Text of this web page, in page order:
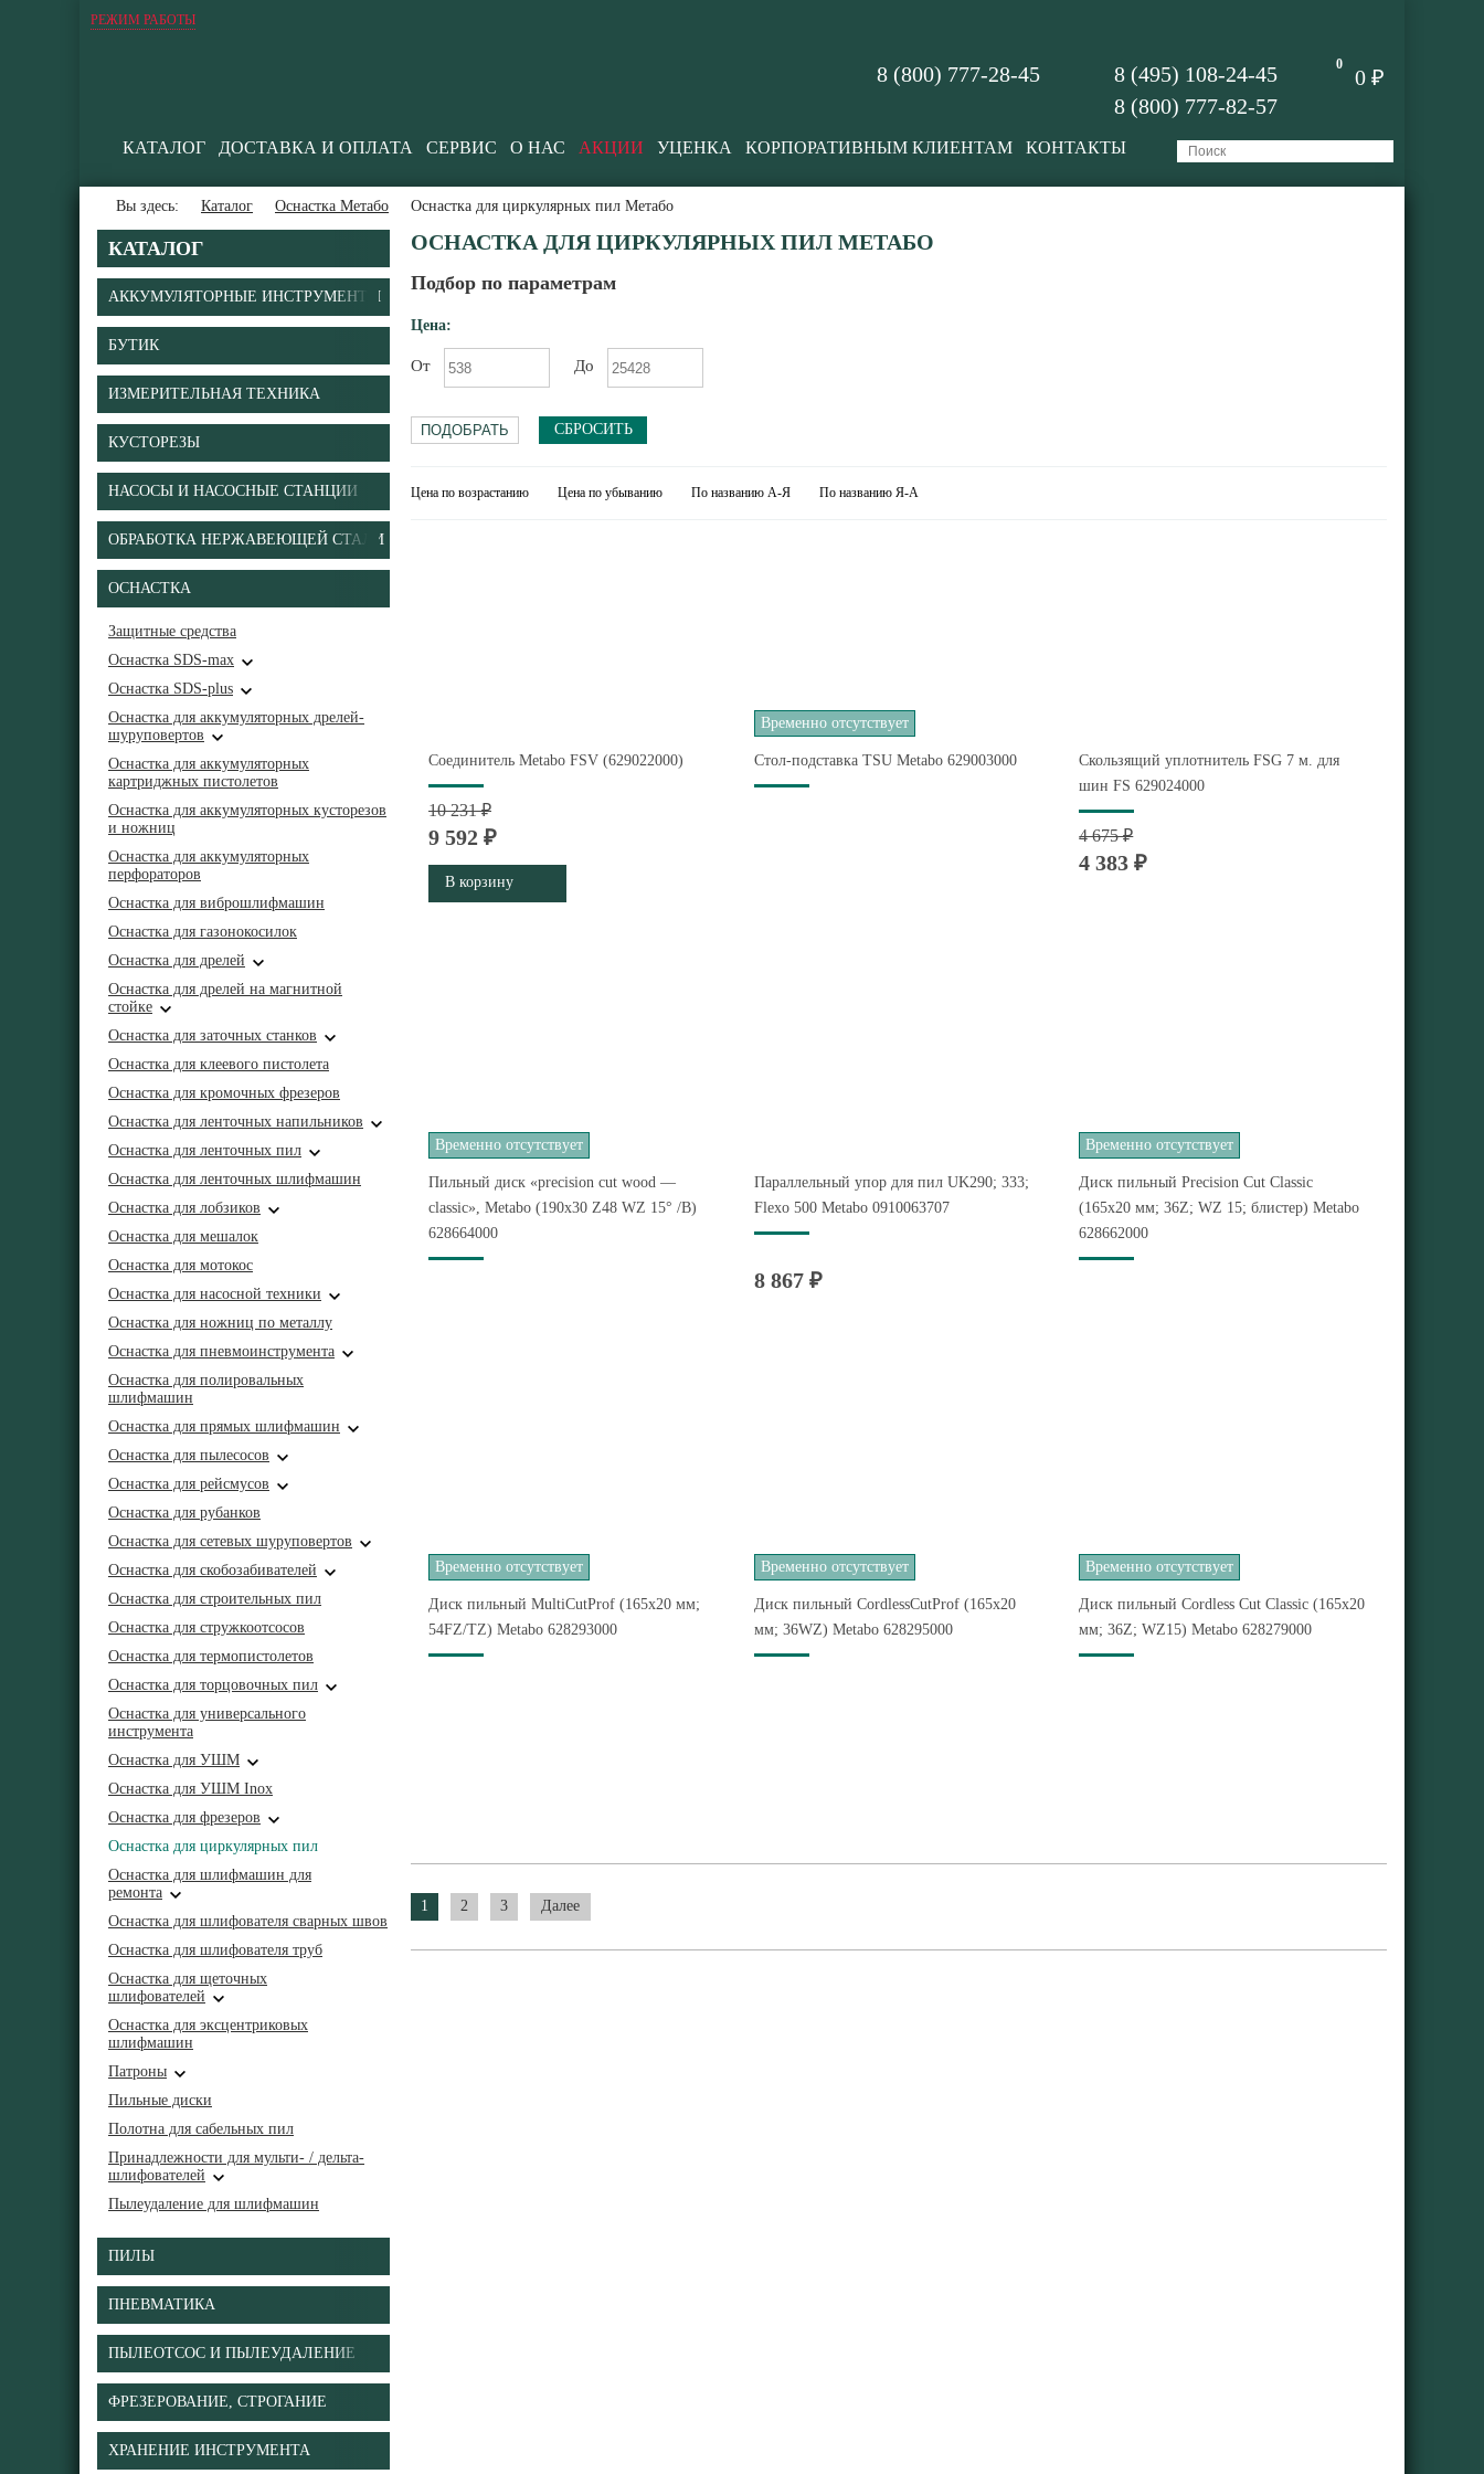
РЕЖИМ РАБОТЫ
0
0 ₽
8 (495) 108-24-45
8 (800) 777-82-57
8 (800) 777-28-45
КАТАЛОГ ДОСТАВКА И ОПЛАТА СЕРВИС О НАС АКЦИИ УЦЕНКА КОРПОРАТИВНЫМ КЛИЕНТАМ КОНТАКТЫ
Вы здесь: Каталог Оснастка Метабо Оснастка для циркулярных пил Метабо
КАТАЛОГ
АККУМУЛЯТОРНЫЕ ИНСТРУМЕНТЫ
БУТИК
ИЗМЕРИТЕЛЬНАЯ ТЕХНИКА
КУСТОРЕЗЫ
НАСОСЫ И НАСОСНЫЕ СТАНЦИИ
ОБРАБОТКА НЕРЖАВЕЮЩЕЙ СТАЛИ
ОСНАСТКА
Защитные средства
Оснастка SDS-max
Оснастка SDS-plus
Оснастка для аккумуляторных дрелей-
шуруповертов
Оснастка для аккумуляторных
картриджных пистолетов
Оснастка для аккумуляторных кусторезов
и ножниц
Оснастка для аккумуляторных
перфораторов
Оснастка для виброшлифмашин
Оснастка для газонокосилок
Оснастка для дрелей
Оснастка для дрелей на магнитной
стойке
Оснастка для заточных станков
Оснастка для клеевого пистолета
Оснастка для кромочных фрезеров
Оснастка для ленточных напильников
Оснастка для ленточных пил
Оснастка для ленточных шлифмашин
Оснастка для лобзиков
Оснастка для мешалок
Оснастка для мотокос
Оснастка для насосной техники
Оснастка для ножниц по металлу
Оснастка для пневмоинструмента
Оснастка для полировальных
шлифмашин
Оснастка для прямых шлифмашин
Оснастка для пылесосов
Оснастка для рейсмусов
Оснастка для рубанков
Оснастка для сетевых шуруповертов
Оснастка для скобозабивателей
Оснастка для строительных пил
Оснастка для стружкоотсосов
Оснастка для термопистолетов
Оснастка для торцовочных пил
Оснастка для универсального
инструмента
Оснастка для УШМ
Оснастка для УШМ Inox
Оснастка для фрезеров
Оснастка для циркулярных пил
Оснастка для шлифмашин для
ремонта
Оснастка для шлифователя сварных швов
Оснастка для шлифователя труб
Оснастка для щеточных
шлифователей
Оснастка для эксцентриковых
шлифмашин
Патроны
Пильные диски
Полотна для сабельных пил
Принадлежности для мульти- / дельта-
шлифователей
Пылеудаление для шлифмашин
ПИЛЫ
ПНЕВМАТИКА
ПЫЛЕОТСОС И ПЫЛЕУДАЛЕНИЕ
ФРЕЗЕРОВАНИЕ, СТРОГАНИЕ
ХРАНЕНИЕ ИНСТРУМЕНТА
ОСНАСТКА ДЛЯ ЦИРКУЛЯРНЫХ ПИЛ МЕТАБО
Подбор по параметрам
Цена:
От До
СБРОСИТЬ
Цена по возрастанию Цена по убыванию По названию А-Я По названию Я-А
Соединитель Metabo FSV (629022000)
10 231 ₽
9 592 ₽
В корзину
Временно отсутствует
Стол-подставка TSU Metabo 629003000
Скользящий уплотнитель FSG 7 м. для
шин FS 629024000
4 675 ₽
4 383 ₽
Временно отсутствует
Пильный диск «precision cut wood —
classic», Metabo (190x30 Z48 WZ 15° /B)
628664000
Параллельный упор для пил UK290; 333;
Flexo 500 Metabo 0910063707
8 867 ₽
Временно отсутствует
Диск пильный Precision Cut Classic
(165x20 мм; 36Z; WZ 15; блистер) Metabo
628662000
Временно отсутствует
Диск пильный MultiCutProf (165x20 мм;
54FZ/TZ) Metabo 628293000
Временно отсутствует
Диск пильный CordlessCutProf (165x20
мм; 36WZ) Metabo 628295000
Временно отсутствует
Диск пильный Cordless Cut Classic (165x20
мм; 36Z; WZ15) Metabo 628279000
1 2 3 Далее